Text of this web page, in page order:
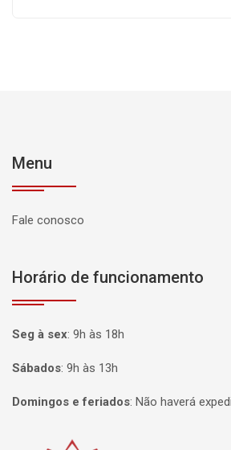
Menu
Fale conosco
Horário de funcionamento
Seg à sex: 9h às 18h
Sábados: 9h às 13h
Domingos e feriados: Não haverá